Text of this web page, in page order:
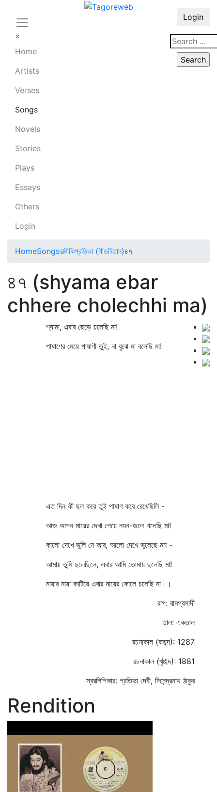
×
Home
Artists
Verses
Songs
Novels
Stories
Plays
Essays
Others
Login
Login
HomeSongsবাল্মীকিপ্রতিভা (গীতবিতান)৪৭
৪৭ (shyama ebar
chhere cholechhi ma)
শ্যামা, এবার ছেড়ে চলেছি মা!
পাষাণের মেয়ে পাষাণী তুই, না বুঝে মা বলেছি মা!
এত দিন কী ছল করে তুই পাষাণ করে রেখেছিলি -
আজ আপন মায়ের দেখা পেয়ে নয়ন-জলে গলেছি মা!
কালো দেখে ভুলি নে আর, আলো দেখে ভুলেছে মন -
আমায় তুমি ছলেছিলে, এবার আমি তোমায় ছলেছি মা!
মায়ার মায়া কাটিয়ে এবার মায়ের কোলে চলেছি মা।।
রাগ: রামপ্রসাদী
তাল: একতাল
রচনাকাল (বঙ্গাব্দ): 1287
রচনাকাল (খৃষ্টাব্দ): 1881
স্বরলিপিকার: প্রতিভা দেবী, দিনেন্দ্রনাথ ঠাকুর
Rendition